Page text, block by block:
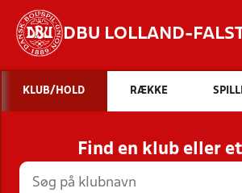
DBU LOLLAND-
INDHOLD
STILLINGER, RESULTATER,
HOLD
KLUB/HOLD RÆKKE
Find en klub eller